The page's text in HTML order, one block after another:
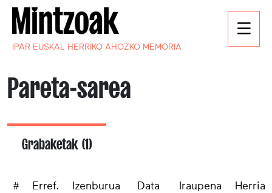
IPAR EUSKAL HERRIKO AHOZKO MEMORIA
Pareta-sarea
Grabaketak (1)
# Erref. Izenburua Data Iraupena Herria